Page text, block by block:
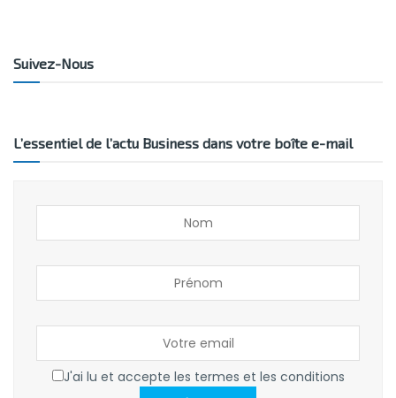
Suivez-Nous
L’essentiel de l’actu Business dans votre boîte e-mail
J'ai lu et accepte les termes et les conditions